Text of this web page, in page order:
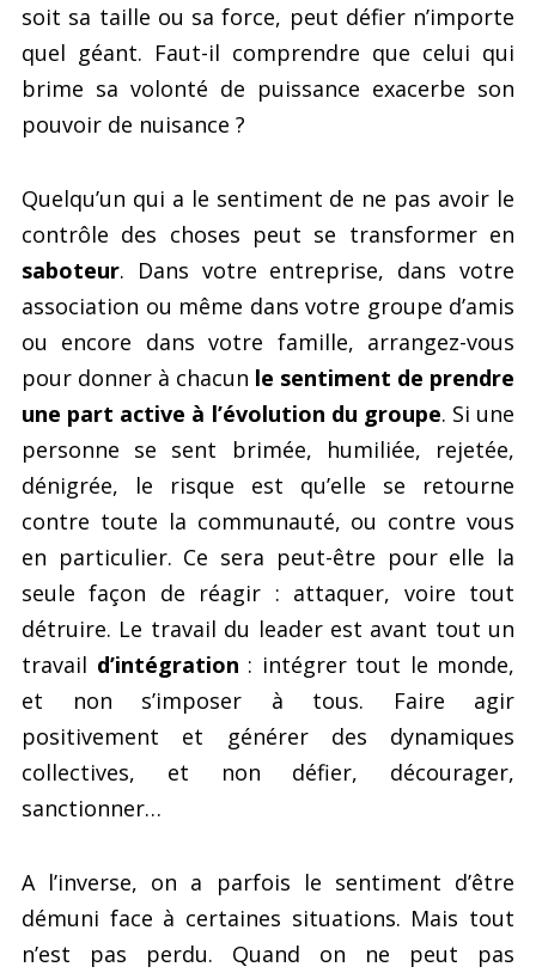
soit sa taille ou sa force, peut défier n’importe
quel géant. Faut-il comprendre que celui qui
brime sa volonté de puissance exacerbe son
pouvoir de nuisance ?
Quelqu’un qui a le sentiment de ne pas avoir le
contrôle des choses peut se transformer en
saboteur. Dans votre entreprise, dans votre
association ou même dans votre groupe d’amis
ou encore dans votre famille, arrangez-vous
pour donner à chacun le sentiment de prendre
une part active à l’évolution du groupe. Si une
personne se sent brimée, humiliée, rejetée,
dénigrée, le risque est qu’elle se retourne
contre toute la communauté, ou contre vous
en particulier. Ce sera peut-être pour elle la
seule façon de réagir : attaquer, voire tout
détruire. Le travail du leader est avant tout un
travail d’intégration : intégrer tout le monde,
et non s’imposer à tous. Faire agir
positivement et générer des dynamiques
collectives, et non défier, décourager,
sanctionner…
A l’inverse, on a parfois le sentiment d’être
démuni face à certaines situations. Mais tout
n’est pas perdu. Quand on ne peut pas